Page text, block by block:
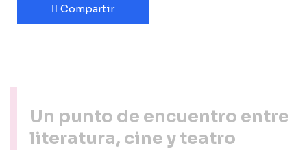
Compartir
Un punto de encuentro entre
literatura, cine y teatro